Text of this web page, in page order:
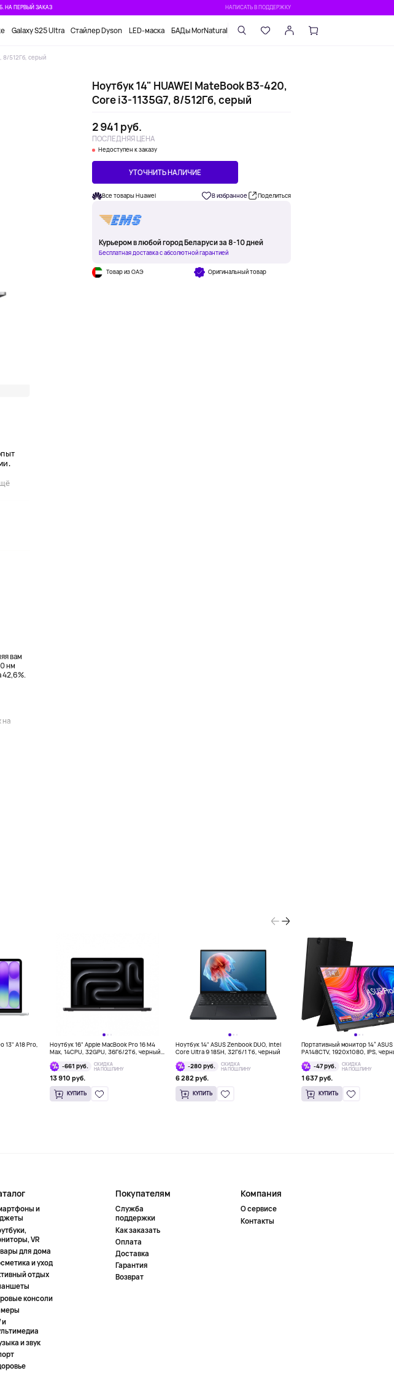
НА ПЕРВЫЙ ЗАКАЗ НАПИСАТЬ В ПОДДЕРЖКУ
Galaxy S25 Ultra Стайлер Dyson LED-маска БАДы MorNatural
8/512Гб, серый
Ноутбук 14" HUAWEI MateBook B3-420,
Core i3-1135G7, 8/512Гб, серый
2 941 руб.
ПОСЛЕДНЯЯ ЦЕНА
Недоступен к заказу
УТОЧНИТЬ НАЛИЧИЕ
Все товары Huawei В избранное Поделиться
Курьером в любой город Беларуси за 8-10 дней
Бесплатная доставка с абсолютной гарантией
Товар из ОАЭ Оригинальный товар
вам
нм
42,6%.
на
13" A18 Pro,
Ноутбук 16" Apple MacBook Pro 16 M4
Max, 14CPU, 32GPU, 36Гб/2Тб, черный
-661 руб.
СКИДКА
НА ПОШЛИНУ
13 910 руб.
КУПИТЬ
Ноутбук 14" ASUS Zenbook DUO, Intel
Core Ultra 9 185H, 32Гб/1 Тб, черный
-280 руб.
СКИДКА
НА ПОШЛИНУ
6 282 руб.
КУПИТЬ
Портативный монитор 14”
PA148CTV, 1920x1080, IPS,
-47 руб.
СКИДКА
НА ПОШЛИНУ
1 637 руб.
КУПИТЬ
и
VR
для дома
и уход
отдых
консоли
и
и звук
Покупателям
Служба
поддержки
Как заказать
Оплата
Доставка
Гарантия
Возврат
Компания
О сервисе
Контакты